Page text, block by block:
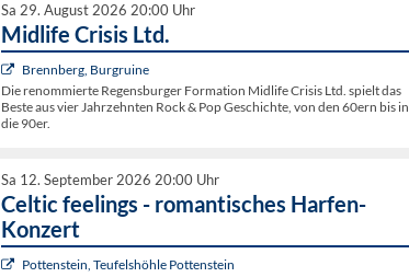
Sa 29. August 2026 20:00 Uhr
Midlife Crisis Ltd.
Brennberg, Burgruine
Die renommierte Regensburger Formation Midlife Crisis Ltd. spielt das
Beste aus vier Jahrzehnten Rock & Pop Geschichte, von den 60ern bis in
die 90er.
Sa 12. September 2026 20:00 Uhr
Celtic feelings - romantisches Harfen-
Konzert
Pottenstein, Teufelshöhle Pottenstein